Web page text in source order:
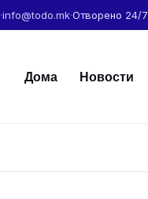
·info@todo.mk·Отворено 24/7
Дома Новости